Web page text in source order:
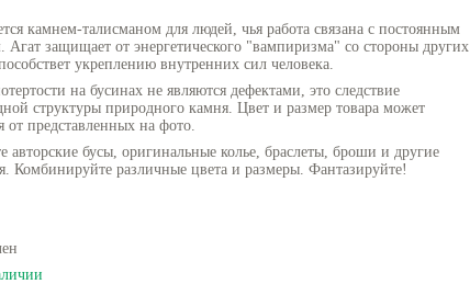
камнем-талисманом для людей, чья работа связана с постоянным
Агат защищает от энергетического "вампиризма" со стороны других
укреплению внутренних сил человека.
на бусинах не являются дефектами, это следствие
структуры природного камня. Цвет и размер товара может
от представленных на фото.
авторские бусы, оригинальные колье, браслеты, броши и другие
Комбинируйте различные цвета и размеры. Фантазируйте!